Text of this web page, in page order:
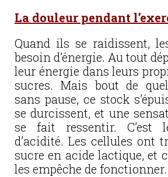
La douleur pendant
Quand ils se raidissent,
besoin d’énergie. Au tout
leur énergie dans leurs
sucres. Mais bout de
sans pause, ce stock
se durcissent, et une
se fait ressentir. C’est
d’acidité. Les cellules ont
sucre en acide lactique, et
les empêche de fonctionner.